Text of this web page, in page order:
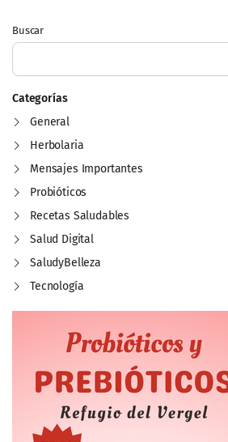
Buscar
Categorías
General
Herbolaria
Mensajes Importantes
Probióticos
Recetas Saludables
Salud Digital
SaludyBelleza
Tecnología